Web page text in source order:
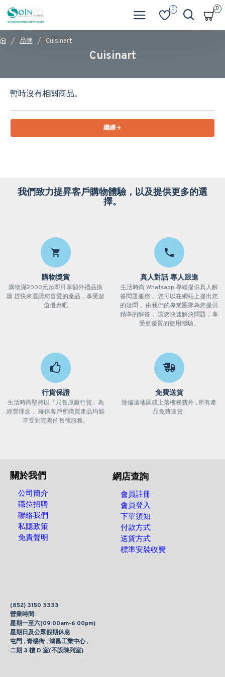
0 0
品牌 Cuisinart
Cuisinart
暫時沒有相關商品。
繼續
我們致力提昇客戶購物體驗，以及提供更多的選
擇。
購物獎賞
購物滿2000元起即可享額外禮品換
購 趕快來選購您喜愛的產品，享受超
值優惠吧
真人對話 專人跟進
生活時尚 Whatsapp 專線提供真人解
答問題服務， 您可以在網站上提出您
的疑問， 由我們的專業團隊為您提供
精準的解答， 讓您快速解決問題，享
受更優質的使用體驗。
行貨保證
生活時尚堅持以「只售原廠行貨」為
經營理念， 確保客戶所購買產品均能
享受到完善的售後服務。
免費送貨
除偏遠地區或上落樓梯費外 , 所有產
品免費送貨 .
關於我們
公司簡介
職位招聘
聯絡我們
私隱政策
免責聲明
網店查詢
會員註冊
會員登入
下單須知
付款方式
送貨方式
標準安裝收費
(852) 3150 3333
營業時間:
星期一至六(09:00am-6:00pm)
星期日及公眾假期休息
屯門 , 青楊街 , 鴻昌工業中心 ,
二期 3 樓 D 室(不設陳列室)